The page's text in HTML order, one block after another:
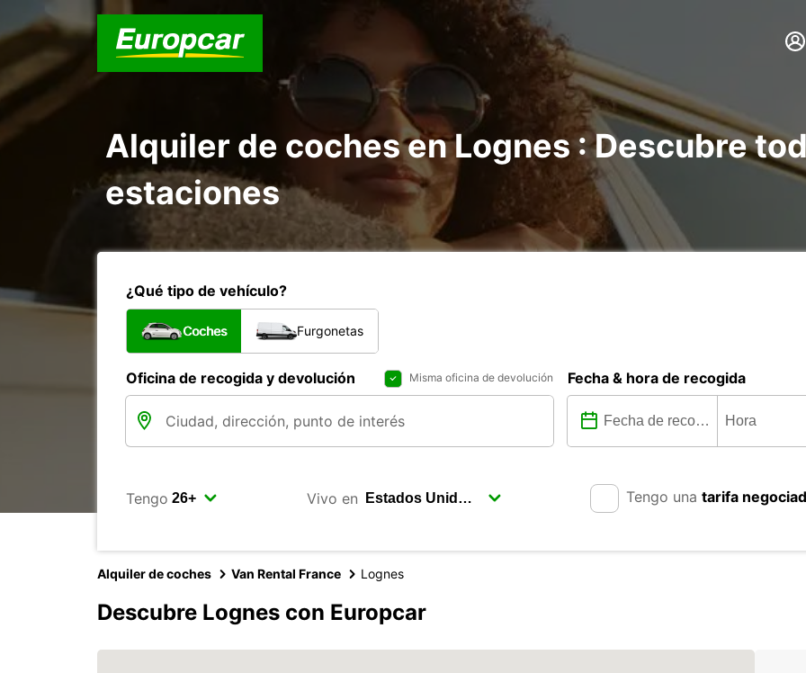
Alquiler de coches en Lognes : Descubre
estaciones
¿Qué tipo de vehículo?
Coches Furgonetas
Oficina de recogida y devolución Misma oficina de devolución Fecha & hora de recogida
Tengo Vivo en Tengo una tarifa
Alquiler de coches Van Rental France Lognes
Descubre Lognes con Europcar